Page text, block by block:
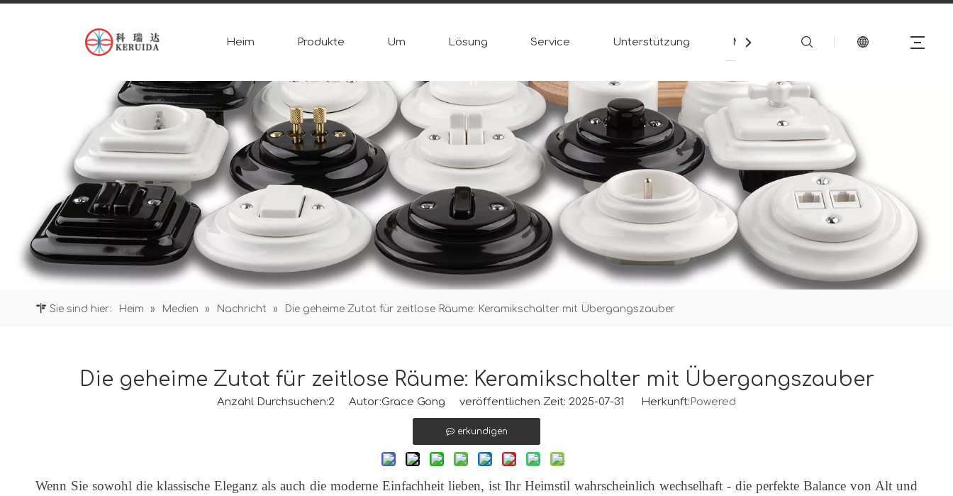
Heim Produkte Um Lösung Service Unterstützung Medien
Sie sind hier: Heim » Medien » Nachricht » Die geheime Zutat für zeitlose Räume: Keramikschalter mit Übergangszauber
Die geheime Zutat für zeitlose Räume: Keramikschalter mit Übergangszauber
Anzahl Durchsuchen:2 Autor:Grace Gong veröffentlichen Zeit: 2025-07-31 Herkunft: Powered
erkundigen
Wenn Sie sowohl die klassische Eleganz als auch die moderne Einfachheit lieben, ist Ihr Heimstil wahrscheinlich wechselhaft - die perfekte Balance von Alt und